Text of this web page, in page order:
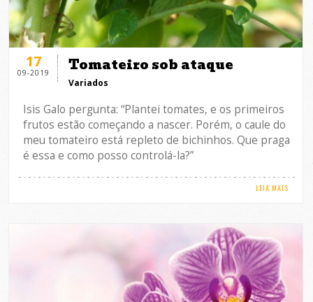
17
09-2019 Tomateiro sob ataque
Variados
Isis Galo pergunta: “Plantei tomates, e os primeiros
frutos estão começando a nascer. Porém, o caule do
meu tomateiro está repleto de bichinhos. Que praga
é essa e como posso controlá-la?”
LEIA MAIS